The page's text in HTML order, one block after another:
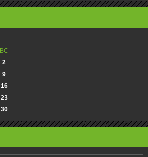
ВС
2
9
16
23
30